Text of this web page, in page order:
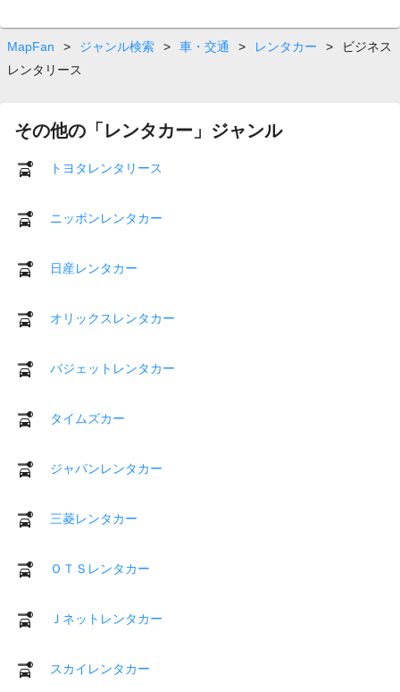
MapFan > ジャンル検索 > 車・交通 > レンタカー >
ビジネス
レンタリース
その他の「レンタカー」ジャンル
トヨタレンタリース
ニッポンレンタカー
日産レンタカー
オリックスレンタカー
バジェットレンタカー
タイムズカー
ジャパンレンタカー
三菱レンタカー
ＯＴＳレンタカー
Ｊネットレンタカー
スカイレンタカー